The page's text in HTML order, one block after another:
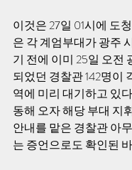
이것은 27일 01시에 도
은 각 계엄부대가 광주
기 전에 이미 25일 오전
되었던 경찰관 142명이
역에 미리 대기하고 있
동해 오자 해당 부대 지
안내를 맡은 경찰관 아
는 증언으로도 확인된